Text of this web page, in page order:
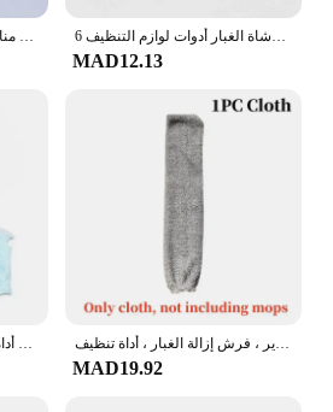
1 قطعة تنظيف منفضة فرشاة الغبار خفيفة الوزن مرنة منظف الغبار الفجوة إزالة الغبار منافض أدوات التنظيف المنزلية 6 لون نافذة أعمى فرش نظافة تكييف الهواء منفضة مصراع متعددة الوظائف المنزلية فرشاة الغبار أدوات لوازم التنظيف
MAD12.13
فرشاة منفضة تلسكوبية لتنظيف المنزل ، منظف غبار الفجوة بمقبض طويل ، فرشاة أريكة بجانب السرير ، فرش إزالة الغبار ، أداة تنظيف
MAD19.92